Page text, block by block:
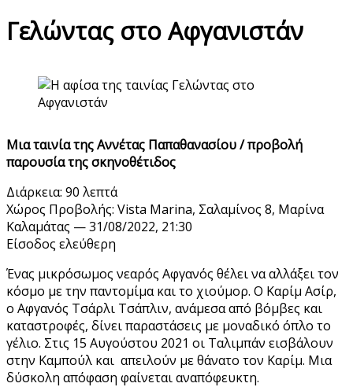
Γελώντας στο Αφγανιστάν
Μια ταινία της Αννέτας Παπαθανασίου / προβολή
παρουσία της σκηνοθέτιδος
Διάρκεια: 90 λεπτά
Χώρος Προβολής: Vista Marina, Σαλαμίνος 8, Μαρίνα
Καλαμάτας — 31/08/2022, 21:30
Είσοδος ελεύθερη
Ένας μικρόσωμος νεαρός Αφγανός θέλει να αλλάξει τον
κόσμο με την παντομίμα και το χιούμορ. Ο Καρίμ Ασίρ,
ο Αφγανός Τσάρλι Τσάπλιν, ανάμεσα από βόμβες και
καταστροφές, δίνει παραστάσεις με μοναδικό όπλο το
γέλιο. Στις 15 Αυγούστου 2021 οι Ταλιμπάν εισβάλουν
στην Καμπούλ και απειλούν με θάνατο τον Καρίμ. Μια
δύσκολη απόφαση φαίνεται αναπόφευκτη.